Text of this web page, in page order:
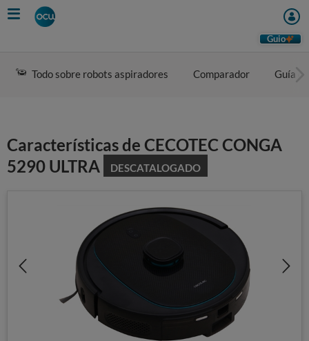
Skip
to
Guio
Todo sobre robots aspiradores Comparador Guía
Características de CECOTEC CONGA
5290 ULTRA
DESCATALOGADO